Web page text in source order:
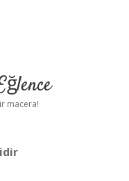
macera!